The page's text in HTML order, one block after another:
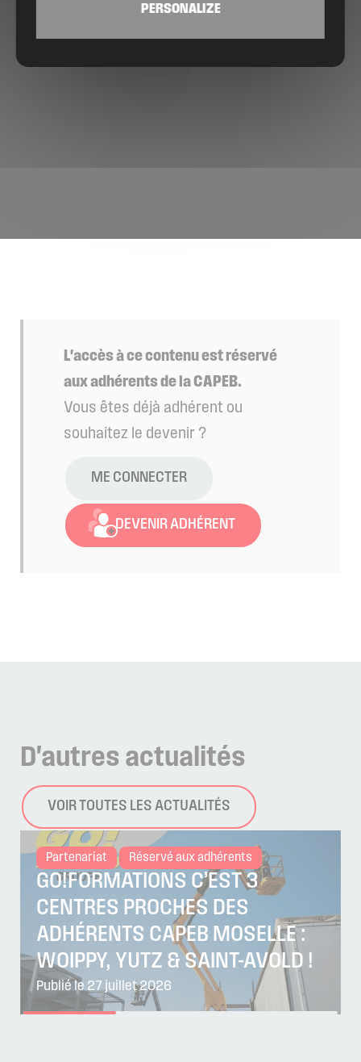
L'accès à ce contenu est réservé
aux adhérents de la CAPEB.
Vous êtes déjà adhérent ou
souhaitez le devenir ?
ME CONNECTER
DEVENIR ADHÉRENT
D'autres actualités
VOIR TOUTES LES ACTUALITÉS
Partenariat Réservé aux adhérents
GO!FORMATIONS C’EST 3
CENTRES PROCHES DES
ADHÉRENTS CAPEB MOSELLE :
WOIPPY, YUTZ & SAINT-AVOLD !
Publié le 27 juillet 2026
PERSONALIZE